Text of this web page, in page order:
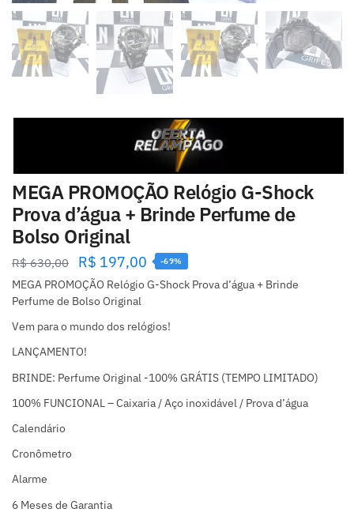
MEGA PROMOÇÃO Relógio G-Shock
Prova d’água + Brinde Perfume de
Bolso Original
R$630,00 R$ 197,00 -69%
MEGA PROMOÇÃO Relógio G-Shock Prova d’água + Brinde
Perfume de Bolso Original
Vem para o mundo dos relógios!
LANÇAMENTO!
BRINDE: Perfume Original -100% GRÁTIS (TEMPO LIMITADO)
100% FUNCIONAL – Caixaria / Aço inoxidável / Prova d’água
Calendário
Cronômetro
Alarme
6 Meses de Garantia